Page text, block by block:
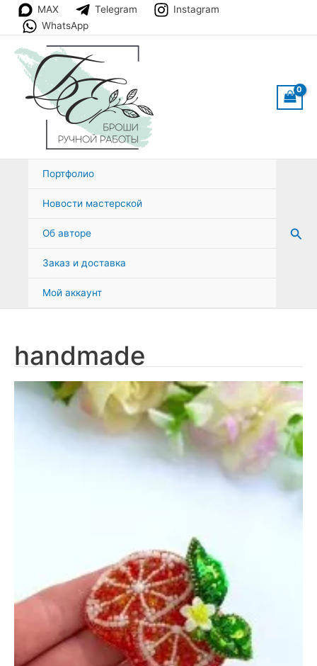
Перейти
содержимому
MAX Telegram
Instagram
WhatsApp
Портфолио
Новости мастерской
Об авторе
Заказ и доставка
Мой аккаунт
handmade